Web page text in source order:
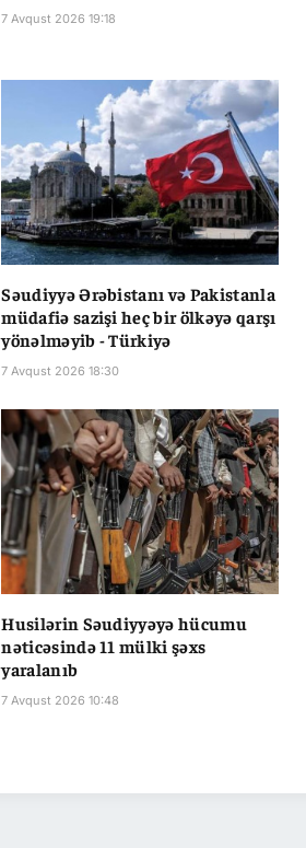
7 Avqust 2026 19:18
Səudiyyə Ərəbistanı və Pakistanla
müdafiə sazişi heç bir ölkəyə qarşı
yönəlməyib - Türkiyə
7 Avqust 2026 18:30
Husilərin Səudiyyəyə hücumu
nəticəsində 11 mülki şəxs
yaralanıb
7 Avqust 2026 10:48